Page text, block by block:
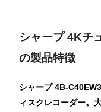
シャープ 4Kチ
の製品特徴
シャープ 4B-
ィスクレコーダー。